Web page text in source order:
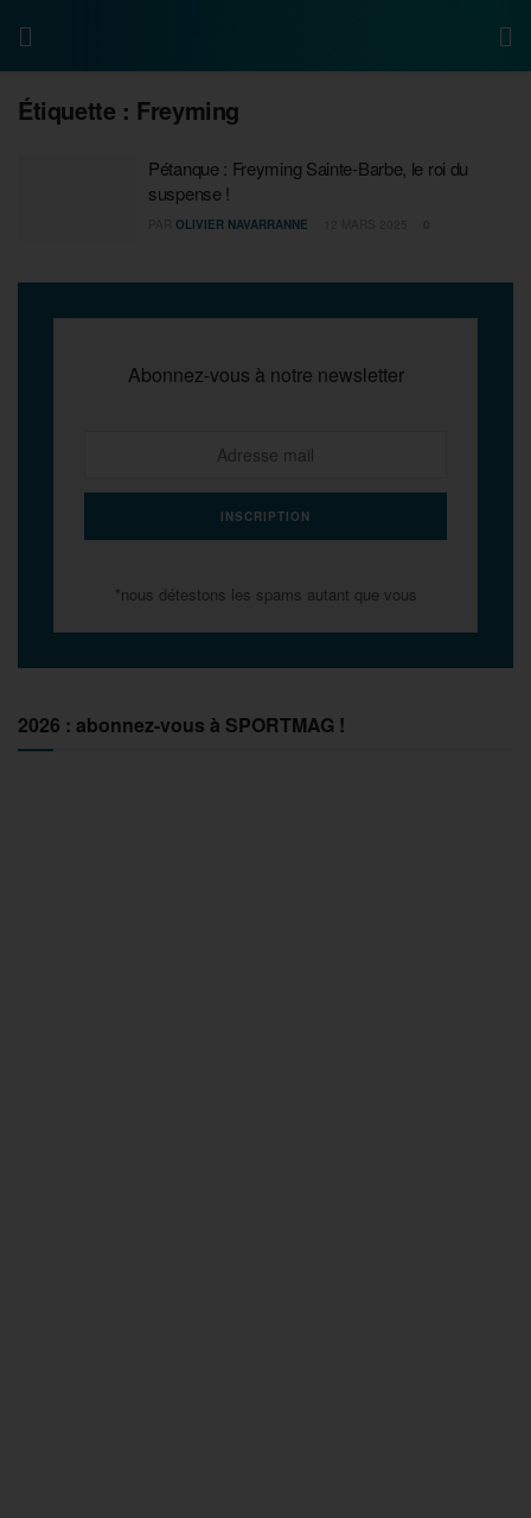
Étiquette : Freyming
Pétanque : Freyming Sainte-Barbe, le roi du
suspense !
OLIVIER NAVARRANNE
Abonnez-vous à notre newsletter
*nous détestons les spams autant que vous
2026 : abonnez-vous à SPORTMAG !